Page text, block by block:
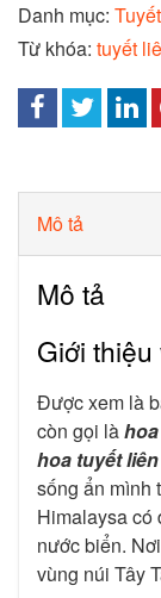
Danh mục:
Từ khóa: tuyết
Mô tả
Mô tả
Giới thiệu
Được xem là
còn gọi là
hoa tuyết
sống ẩn mình
Himalaysa có
nước biển.
vùng núi Tây